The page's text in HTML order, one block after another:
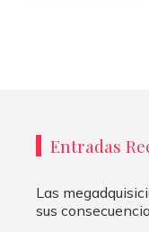
Entradas
Las
sus